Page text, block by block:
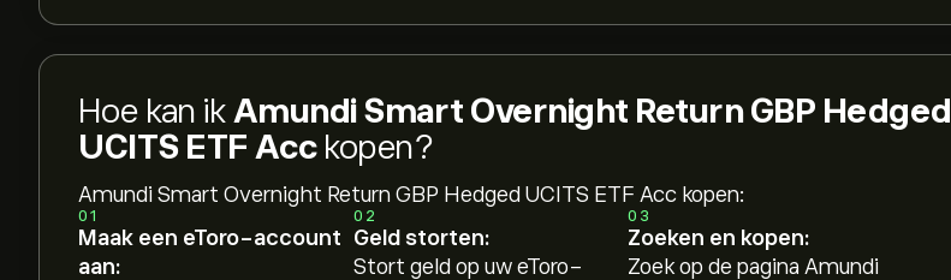
Hoe kan ik Amundi Smart Overnight Return GBP Hedged
UCITS ETF Acc kopen?
Amundi Smart Overnight Return GBP Hedged UCITS ETF Acc kopen:
01
Maak een eToro-account
aan:
02
Geld storten:
Stort geld op uw eToro-
03
Zoeken en kopen:
Zoek op de pagina Amundi